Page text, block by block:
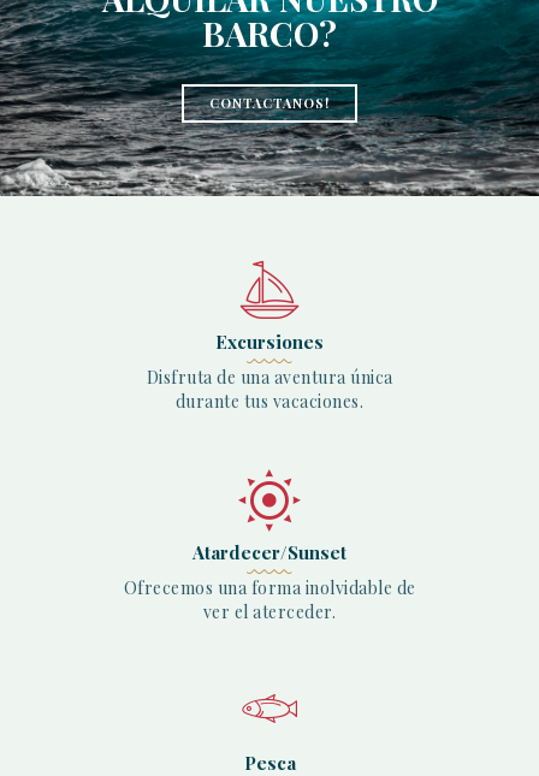
BARCO?
CONTACTANOS!
Excursiones
Disfruta de una aventura única
durante tus vacaciones.
Atardecer/Sunset
Ofrecemos una forma inolvidable de
ver el aterceder.
Pesca